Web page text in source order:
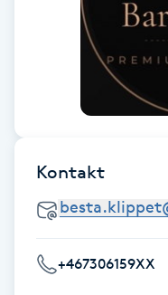
Fransrengöring
Frekvensterapi
Friskvårdsmassage
Frisör
Funktionsanalys
Kontakt
+467306159XX